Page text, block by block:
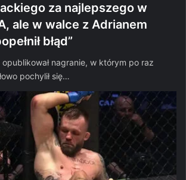
za najlepszego w
ale w walce z Adrianem
błąd”
nagranie, w którym po raz
pochylił się…